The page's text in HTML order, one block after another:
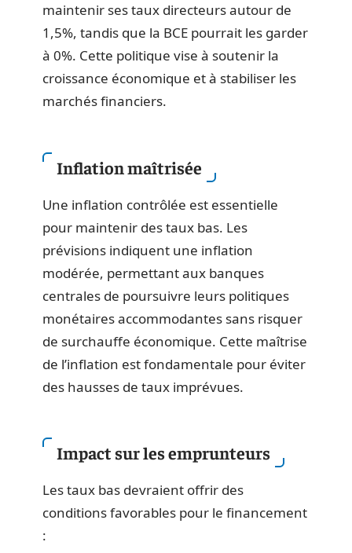
maintenir ses taux directeurs autour de
1,5%, tandis que la BCE pourrait les garder
à 0%. Cette politique vise à soutenir la
croissance économique et à stabiliser les
marchés financiers.
Inflation maîtrisée
Une inflation contrôlée est essentielle
pour maintenir des taux bas. Les
prévisions indiquent une inflation
modérée, permettant aux banques
centrales de poursuivre leurs politiques
monétaires accommodantes sans risquer
de surchauffe économique. Cette maîtrise
de l’inflation est fondamentale pour éviter
des hausses de taux imprévues.
Impact sur les emprunteurs
Les taux bas devraient offrir des
conditions favorables pour le financement
: